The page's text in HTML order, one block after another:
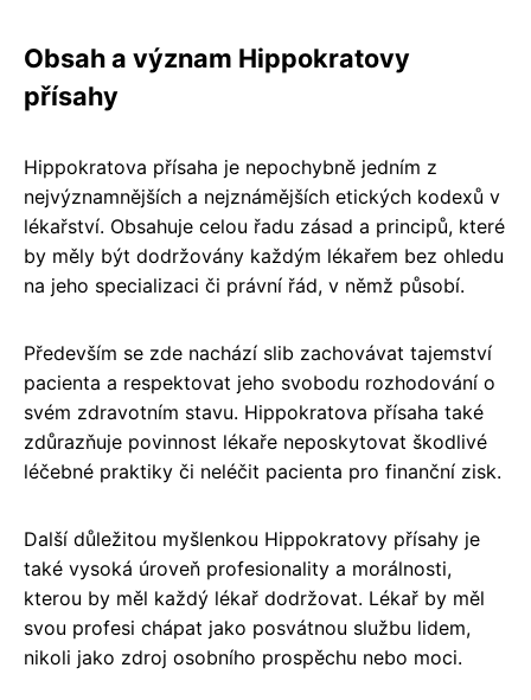
Obsah a význam Hippokratovy
přísahy
Hippokratova přísaha je nepochybně jedním z
nejvýznamnějších a nejznámějších etických kodexů v
lékařství. Obsahuje celou řadu zásad a principů, které
by měly být dodržovány každým lékařem bez ohledu
na jeho specializaci či právní řád, v němž působí.
Především se zde nachází slib zachovávat tajemství
pacienta a respektovat jeho svobodu rozhodování o
svém zdravotním stavu. Hippokratova přísaha také
zdůrazňuje povinnost lékaře neposkytovat škodlivé
léčebné praktiky či neléčit pacienta pro finanční zisk.
Další důležitou myšlenkou Hippokratovy přísahy je
také vysoká úroveň profesionality a morálnosti,
kterou by měl každý lékař dodržovat. Lékař by měl
svou profesi chápat jako posvátnou službu lidem,
nikoli jako zdroj osobního prospěchu nebo moci.